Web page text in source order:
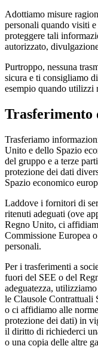
Adottiamo misure
personali quando visiti
proteggere tali
autorizzato,
Purtroppo, nessuna
sicura e ti consigliamo
esempio quando utilizzi
Trasferimento
Trasferiamo
Unito e dello Spazio
del gruppo e a terze
protezione dei dati
Spazio economico
Laddove i fornitori di
ritenuti adeguati (ove
Regno Unito, ci
Commissione Europea
personali.
Per i trasferimenti a
fuori del SEE o del
adeguatezza,
le Clausole Contrattuali
o ci affidiamo alle
protezione dei dati) in
il diritto di richiederci
o una copia delle altre